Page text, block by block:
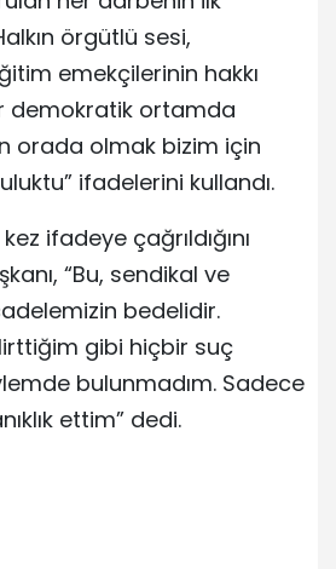
örgütlü sesi,
emekçilerinin hakkı
demokratik ortamda
orada olmak bizim için
ifadelerini kullandı.
ifadeye çağrıldığını
“Bu, sendikal ve
bedelidir.
gibi hiçbir suç
bulunmadım. Sadece
ettim” dedi.